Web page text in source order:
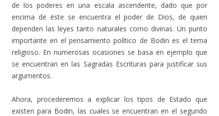
de los poderes en una escala ascendente, dado que por
encima de éste se encuentra el poder de Dios, de quien
dependen las leyes tanto naturales como divinas. Un punto
importante en el pensamiento político de Bodin es el tema
religioso. En numerosas ocasiones se basa en ejemplo que
se encuentran en las Sagradas Escrituras para justificar sus
argumentos.
Ahora, procederemos a explicar los tipos de Estado que
existen para Bodin, las cuales se encuentran en el segundo